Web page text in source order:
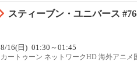
スティーブン・ユニバース
8/16(日) 01:30～01:45
カートゥーン ネットワークHD 海外アニメ